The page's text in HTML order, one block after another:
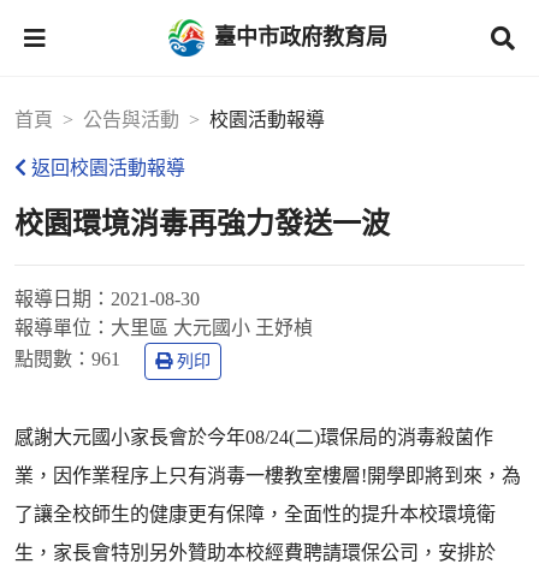
臺中市政府教育局
首頁 公告與活動 校園活動報導
返回校園活動報導
校園環境消毒再強力發送一波
報導日期： 2021-08-30
報導單位： 大里區 大元國小 王妤楨
點閱數： 961 列印
感謝大元國小家長會於今年08/24(二)環保局的消毒殺菌作
業，因作業程序上只有消毒一樓教室樓層!開學即將到來，為
了讓全校師生的健康更有保障，全面性的提升本校環境衛
生，家長會特別另外贊助本校經費聘請環保公司，安排於